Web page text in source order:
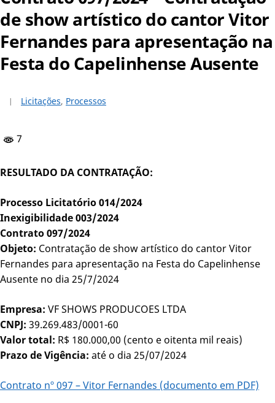
de show artístico do cantor Vitor
Fernandes para apresentação na
Festa do Capelinhense Ausente
Licitações, Processos
7
RESULTADO DA CONTRATAÇÃO:
Processo Licitatório 014/2024
Inexigibilidade 003/2024
Contrato 097/2024
Objeto: Contratação de show artístico do cantor Vitor
Fernandes para apresentação na Festa do Capelinhense
Ausente no dia 25/7/2024
Empresa: VF SHOWS PRODUCOES LTDA
CNPJ: 39.269.483/0001-60
Valor total: R$ 180.000,00 (cento e oitenta mil reais)
Prazo de Vigência: até o dia 25/07/2024
Contrato nº 097 – Vitor Fernandes (documento em PDF)